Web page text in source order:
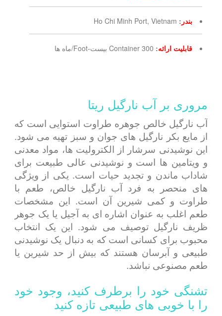
بندر :
Ho Chi Minh Port, Vietnam
قابلیت ارائه: 300 Container بیست-Foot/ماه ها
مروری بر آب نارگیل ریتا
آب نارگیل خالص جوهره طراوت استوایی است که
از مایع بکر نارگیل های جوان و سبز تهیه می شود.
این نوشیدنی سرشار از الکترولیت ها، مواد معدنی
و ویتامین ها است و نوشیدنی عالی طبیعت برای
شاداب ماندن و تجدید حیات است. یکی از ویژگی
های منحصر به فرد آب نارگیل خالص، طعم با
طراوت و کمی شیرین آن است. این مشخصات
طعم اغلب به عنوان اشاره ای به آجیل یا یک جوهر
ظریف نارگیل توصیف می شود. این یک انتخاب
محبوب برای کسانی است که به دنبال یک نوشیدنی
طبیعی و آبرسان هستند که بیش از حد شیرین یا
طعم مصنوعی نباشد.
تشنگی خود را برطرف کنید، وجود خود
را با خوبی های طبیعی تازه کنید